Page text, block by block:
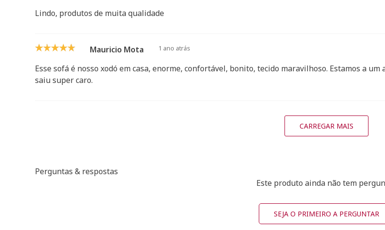
Lindo, produtos de muita qualidade
Mauricio Mota 1 ano atrás
Esse sofá é nosso xodó em casa, enorme, confortável, bonito, tecido maravilhoso. Estamos a
saiu super caro.
CARREGAR MAIS
Perguntas & respostas
Este produto ainda não tem
SEJA O PRIMEIRO A PERGUNTAR